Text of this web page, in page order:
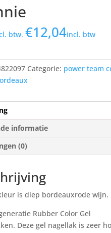
btw. €12,04incl. btw
Categorie: power team
informatie
(0)
is diep bordeauxrode wijn.
Rubber Color Gel
Deze gel nagellak is zeer